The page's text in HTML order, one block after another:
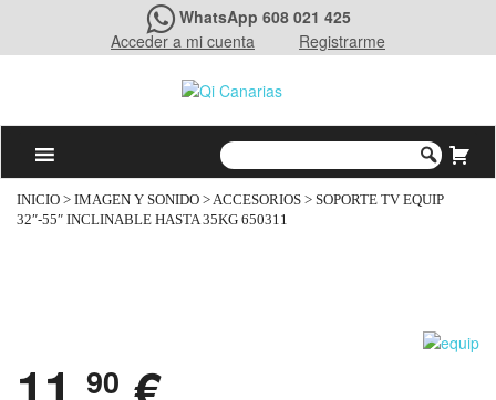
WhatsApp 608 021 425
Acceder a mi cuenta
Registrarme
INICIO > IMAGEN Y SONIDO >ACCESORIOS > SOPORTE TV EQUIP
32″-55″ INCLINABLE HASTA 35KG 650311
90